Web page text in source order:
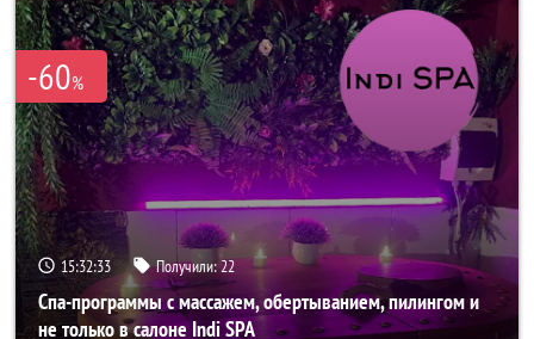
-60%
15:32:31 Получили:22
Спа-программы с массажем, обертыванием, пилингом и
не только в салоне Indi SPA